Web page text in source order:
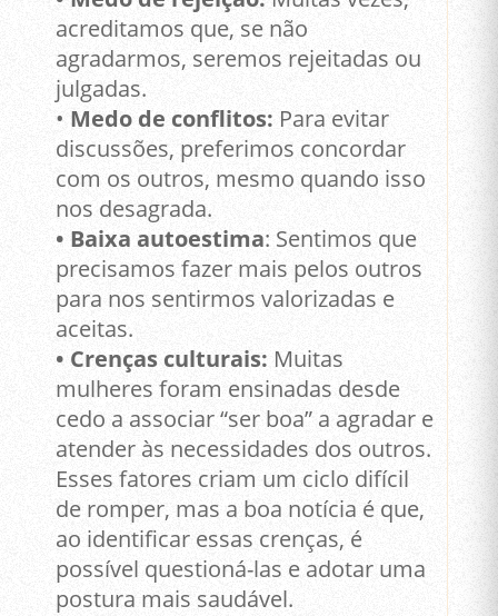
acreditamos que, se não
agradarmos, seremos rejeitadas ou
julgadas.
• Medo de conflitos: Para evitar
discussões, preferimos concordar
com os outros, mesmo quando isso
nos desagrada.
• Baixa autoestima: Sentimos que
precisamos fazer mais pelos outros
para nos sentirmos valorizadas e
aceitas.
• Crenças culturais: Muitas
mulheres foram ensinadas desde
cedo a associar “ser boa” a agradar e
atender às necessidades dos outros.
Esses fatores criam um ciclo difícil
de romper, mas a boa notícia é que,
ao identificar essas crenças, é
possível questioná-las e adotar uma
postura mais saudável.